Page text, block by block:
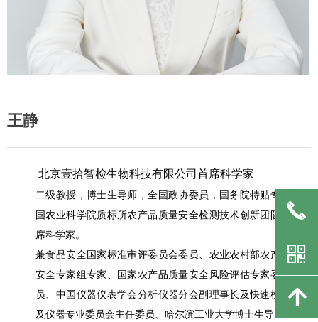
王静
北京壹拾智检生物科技有限公司首席科学家
二级教授，博士生导师，全国政协委员，国务院特贴专家，中
国农业科学院质标所农产品质量安全检测技术创新团队资深首
席科学家。
兼食品安全国家标准审评委员会委员、农业农村部农产品质量
安全专家组专家、国家农产品质量安全风险评估专家委员会委
员、中国仪器仪表学会分析仪器分会副理事长及快速检测技术
及仪器专业委员会主任委员、哈尔滨工业大学博士生导师。
끅
낃
녕